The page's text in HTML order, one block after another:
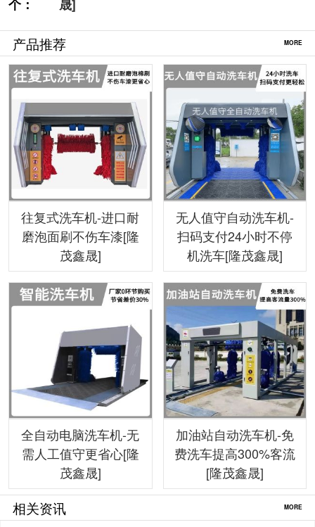
个：
晟]
产品推荐 MORE
往复式洗车机-进口耐
磨泡面刷不伤车漆[隆
茂鑫晟]
无人值守自动洗车机-
扫码支付24小时不停
机洗车[隆茂鑫晟]
全自动电脑洗车机-无
需人工值守更省心[隆
茂鑫晟]
加油站自动洗车机-免
费洗车提高300%客流
[隆茂鑫晟]
相关资讯 MORE